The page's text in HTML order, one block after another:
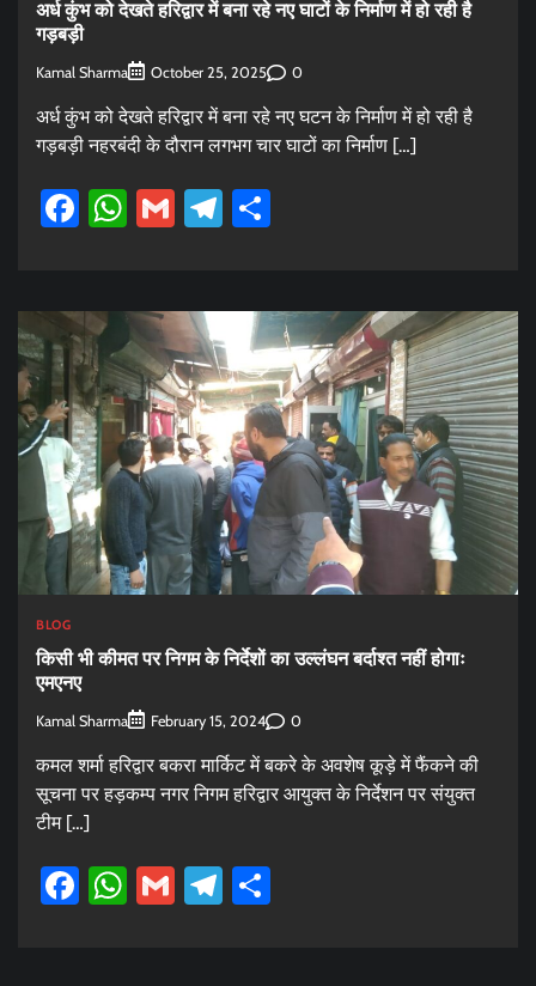
अर्ध कुंभ को देखते हरिद्वार में बना रहे नए घाटों के निर्माण में हो रही है
गड़बड़ी
Kamal Sharma October 25, 2025 0
अर्ध कुंभ को देखते हरिद्वार में बना रहे नए घटन के निर्माण में हो रही है
गड़बड़ी नहरबंदी के दौरान लगभग चार घाटों का निर्माण […]
Facebook
WhatsApp
GmailTelegram
BLOG
किसी भी कीमत पर निगम के निर्देशों का उल्लंघन बर्दाश्त नहीं होगाः
एमएनए
Kamal Sharma February 15, 2024 0
कमल शर्मा हरिद्वार बकरा मार्किट में बकरे के अवशेष कूड़े में फैंकने की
सूचना पर हड़कम्प नगर निगम हरिद्वार आयुक्त के निर्देशन पर संयुक्त
टीम […]
Facebook
WhatsApp
GmailTelegram